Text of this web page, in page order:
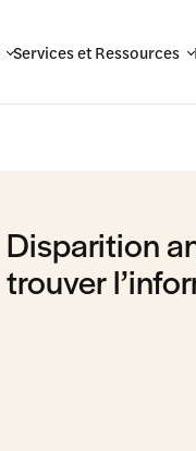
Services et Ressources
Disparition
trouver